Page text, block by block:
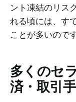
ント凍結のリス
れる頃には、す
ことが多いのです
多くのセ
済・取引